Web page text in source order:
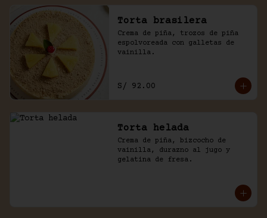
Torta brasilera
Crema de piña, trozos de piña
espolvoreada con galletas de
vainilla.
S/ 92.00
Torta helada
Crema de piña, bizcocho de
vainilla, durazno al jugo y
gelatina de fresa.